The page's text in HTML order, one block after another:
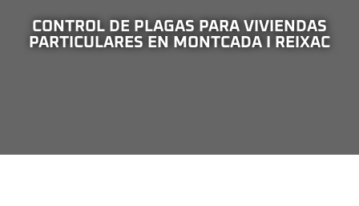
CONTROL DE PLAGAS PARA VIVIENDAS
PARTICULARES EN MONTCADA I REIXAC